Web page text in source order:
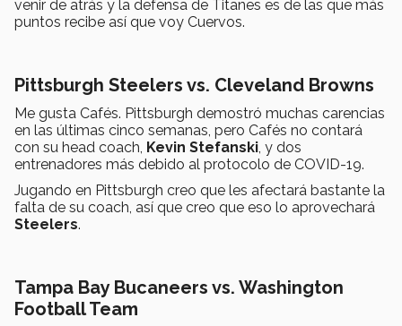
venir de atrás y la defensa de Titanes es de las que más
puntos recibe así que voy Cuervos.
Pittsburgh Steelers vs. Cleveland Browns
Me gusta Cafés. Pittsburgh demostró muchas carencias
en las últimas cinco semanas, pero Cafés no contará
con su head coach, Kevin Stefanski , y dos
entrenadores más debido al protocolo de COVID-19.
Jugando en Pittsburgh creo que les afectará bastante la
falta de su coach, así que creo que eso lo aprovechará
Steelers.
Tampa Bay Bucaneers vs. Washington
Football Team